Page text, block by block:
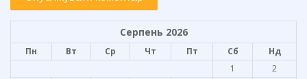
Серпень 2026
Пн Вт Ср Чт Пт Сб
Нд
1
2